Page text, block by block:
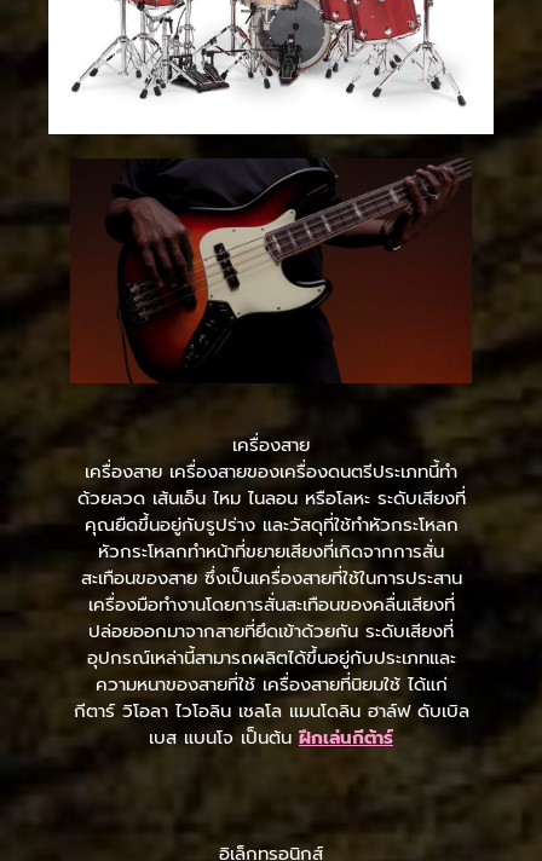
เครื่องสาย
เครื่องสาย เครื่องสายของเครื่องดนตรีประเภทนี้ทำ
ด้วยลวด เส้นเอ็น ไหม ไนลอน หรือโลหะ ระดับเสียงที่
คุณยืดขึ้นอยู่กับรูปร่าง และวัสดุที่ใช้ทำหัวกระโหลก
หัวกระโหลกทำหน้าที่ขยายเสียงที่เกิดจากการสั่น
สะเทือนของสาย ซึ่งเป็นเครื่องสายที่ใช้ในการประสาน
เครื่องมือทำงานโดยการสั่นสะเทือนของคลื่นเสียงที่
ปล่อยออกมาจากสายที่ยึดเข้าด้วยกัน ระดับเสียงที่
อุปกรณ์เหล่านี้สามารถผลิตได้ขึ้นอยู่กับประเภทและ
ความหนาของสายที่ใช้ เครื่องสายที่นิยมใช้ ได้แก่
กีตาร์ วิโอลา ไวโอลิน เชลโล แมนโดลิน ฮาล์ฟ ดับเบิล
เบส แบนโจ เป็นต้น ฝึกเล่นกีต้าร์
อิเล็กทรอนิกส์